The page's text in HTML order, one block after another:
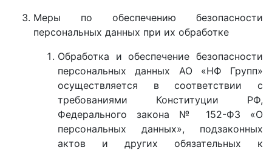
Меры по обеспечению безопасности
персональных данных при их обработке
Обработка и обеспечение безопасности
персональных данных АО «НФ Групп»
осуществляется в соответствии с
требованиями Конституции РФ,
Федерального закона № 152-ФЗ «О
персональных данных», подзаконных
актов и других обязательных к